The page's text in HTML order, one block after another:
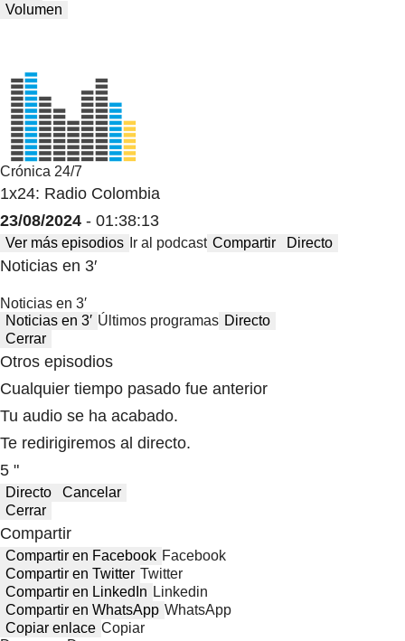
Volumen
Crónica 24/7
1x24: Radio Colombia
23/08/2024 - 01:38:13
Ver más episodios Ir al podcast Compartir Directo
Noticias en 3′
Noticias en 3′
Noticias en 3′ Últimos programas Directo
Cerrar
Otros episodios
Cualquier tiempo pasado fue anterior
Tu audio se ha acabado.
Te redirigiremos al directo.
5 "
Directo
Cancelar
Cerrar
Compartir
Compartir en Facebook Facebook
Compartir en Twitter Twitter
Compartir en LinkedIn Linkedin
Compartir en WhatsApp WhatsApp
Copiar enlace Copiar